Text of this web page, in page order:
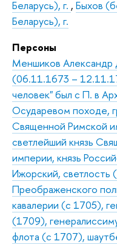
Беларусь), г. , Быхов
Беларусь), г.
Персоны
Меншиков Александр
(06.11.1673 –
человек" был с П. в
Осударевом походе,
Священной Римской
светлейший князь
империи, князь
Ижорский, светлость
Преображенского
кавалерии (с 1705),
(1709),
флота (с 1707),